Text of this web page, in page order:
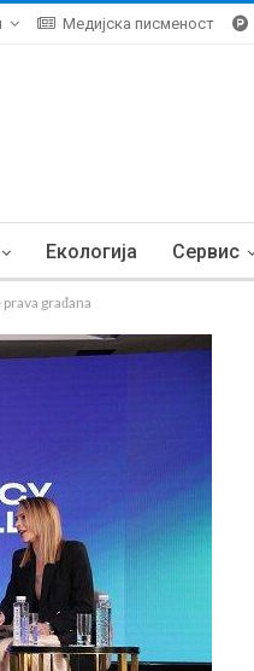
Медијска писменост
Екологија Сервис
građana